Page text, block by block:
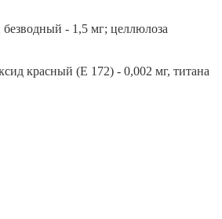
- 1,5 мг; целлюлоза
красный (Е 172) - 0,002 мг, титана